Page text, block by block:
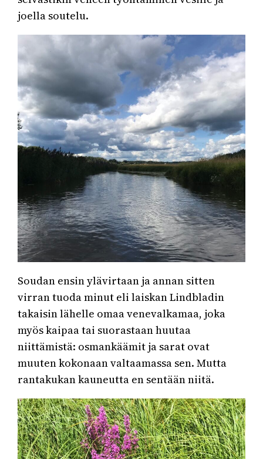
joella soutelu.
Soudan ensin ylävirtaan ja annan sitten
virran tuoda minut eli laiskan Lindbladin
takaisin lähelle omaa venevalkamaa, joka
myös kaipaa tai suorastaan huutaa
niittämistä: osmankäämit ja sarat ovat
muuten kokonaan valtaamassa sen. Mutta
rantakukan kauneutta en sentään niitä.